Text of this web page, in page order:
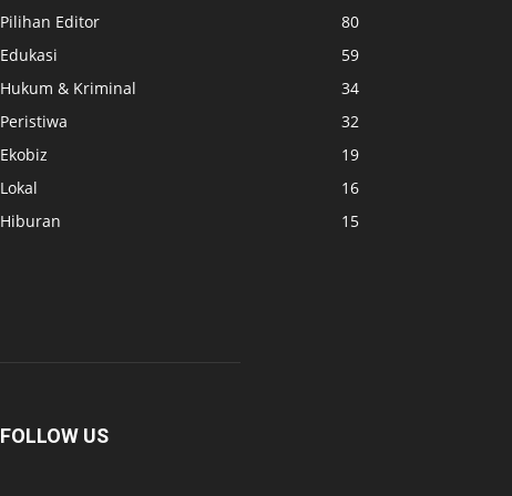
Pilihan Editor
80
Edukasi
59
Hukum & Kriminal
34
Peristiwa
32
Ekobiz
19
Lokal
16
Hiburan
15
FOLLOW US